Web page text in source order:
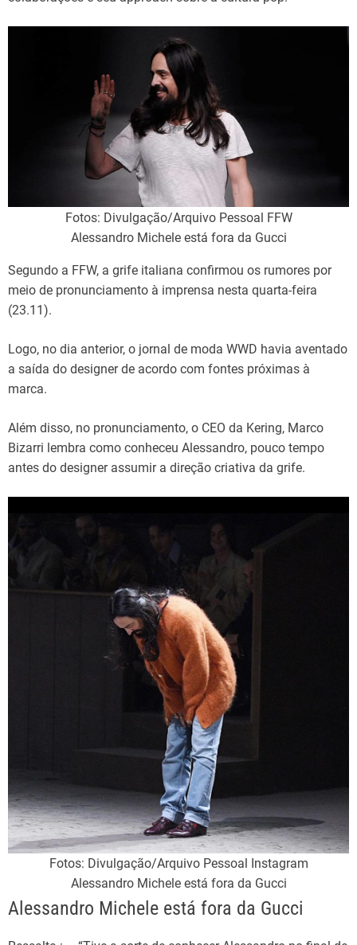
Fotos: Divulgação/Arquivo Pessoal FFW
Alessandro Michele está fora da Gucci
Segundo a FFW, a grife italiana confirmou os rumores por
meio de pronunciamento à imprensa nesta quarta-feira
(23.11).
Logo, no dia anterior, o jornal de moda WWD havia aventado
a saída do designer de acordo com fontes próximas à
marca.
Além disso, no pronunciamento, o CEO da Kering, Marco
Bizarri lembra como conheceu Alessandro, pouco tempo
antes do designer assumir a direção criativa da grife.
Fotos: Divulgação/Arquivo Pessoal Instagram
Alessandro Michele está fora da Gucci
Alessandro Michele está fora da Gucci